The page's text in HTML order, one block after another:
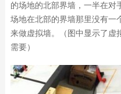
的场地的北部界墙，一半在对
场地在北部的界墙那里没有一
来做虚拟墙。（图中显示了虚
需要）